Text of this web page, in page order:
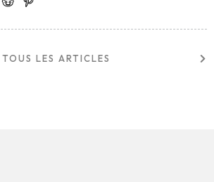
English
TOUS LES ARTICLES